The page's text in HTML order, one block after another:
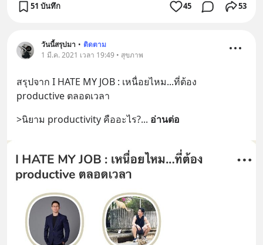
51 บันทึก 45 53
วันนี้สรุปมา • ติดตาม
1 มี.ค. 2021 เวลา 19:49 • สุขภาพ
สรุปจาก I HATE MY JOB : เหนื่อยไหม...ที่ต้อง
productive ตลอดเวลา
>นิยาม productivity คืออะไร?... อ่านต่อ